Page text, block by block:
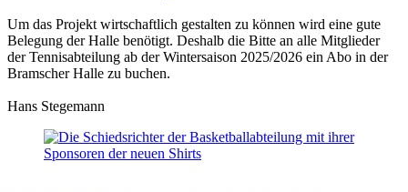
Um das Projekt wirtschaftlich gestalten zu können wird eine gute
Belegung der Halle benötigt. Deshalb die Bitte an alle Mitglieder
der Tennisabteilung ab der Wintersaison 2025/2026 ein Abo in der
Bramscher Halle zu buchen.
Hans Stegemann